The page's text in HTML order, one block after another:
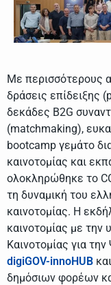
Με περισσότερους
δράσεις επίδειξης
δεκάδες B2G
(matchmaking),
bootcamp γεμάτο
καινοτομίας και
ολοκληρώθηκε το
τη δυναμική του
καινοτομίας. Η
καινοτομίας με
Καινοτομίας για
digiGOV-innoHUΒ
δημόσιων φορέων